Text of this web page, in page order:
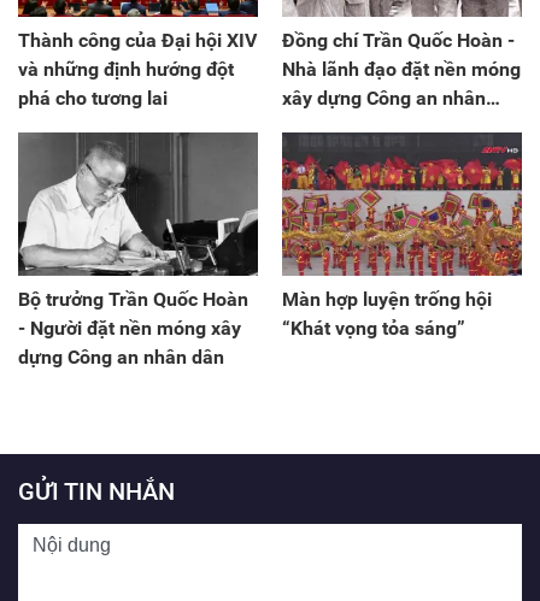
Thành công của Đại hội XIV
và những định hướng đột
phá cho tương lai
Đồng chí Trần Quốc Hoàn -
Nhà lãnh đạo đặt nền móng
xây dựng Công an nhân
thành xuất sắc mọi nhiệm
vụ
Bộ trưởng Trần Quốc Hoàn
- Người đặt nền móng xây
dựng Công an nhân dân
Màn hợp luyện trống hội
“Khát vọng tỏa sáng”
GỬI TIN NHẮN